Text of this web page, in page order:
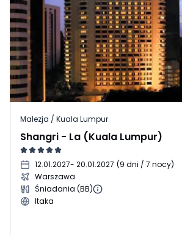
Malezja / Kuala Lumpur
Shangri - La (Kuala Lumpur)
12.01.2027- 20.01.2027 (9 dni / 7 nocy)
Warszawa
Śniadania (BB)
Itaka